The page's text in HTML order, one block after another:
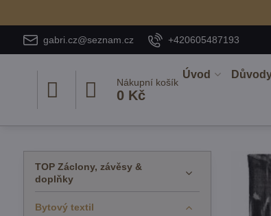
gabri.cz@seznam.cz +420605487193
Nákupní košík
0 Kč
Úvod
TOP Záclony, závěsy &
doplňky
Bytový textil